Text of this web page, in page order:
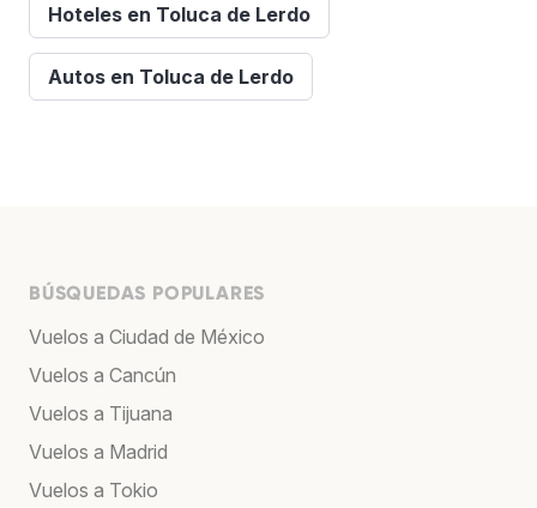
Hoteles en Toluca de Lerdo
Autos en Toluca de Lerdo
BÚSQUEDAS POPULARES
Vuelos a Ciudad de México
Vuelos a Cancún
Vuelos a Tijuana
Vuelos a Madrid
Vuelos a Tokio